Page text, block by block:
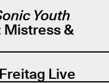
Youth
&
Live